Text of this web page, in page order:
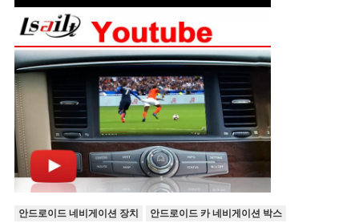
안드로이드 네비게이션 장치
안드로이드 카 네비게이션 박스